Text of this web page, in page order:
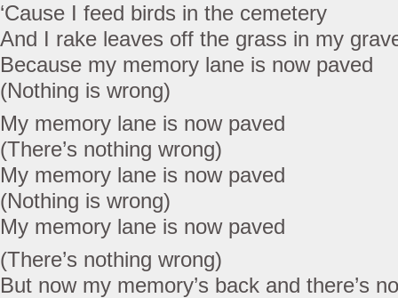
‘Cause I feed birds in the cemetery
And I rake leaves off the grass in my
Because my memory lane is now paved
(Nothing is wrong)
My memory lane is now paved
(There’s nothing wrong)
My memory lane is now paved
(Nothing is wrong)
My memory lane is now paved
(There’s nothing wrong)
But now my memory’s back and there’s